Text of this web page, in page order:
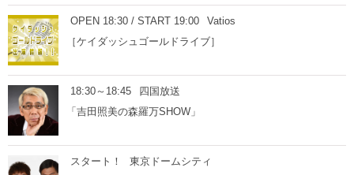
OPEN 18:30 / START 19:00
Vatios
［ケイダッシュゴールドライブ］
18:30～18:45
四国放送
「吉田照美の森羅万SHOW」
スタート！
東京ドームシティ